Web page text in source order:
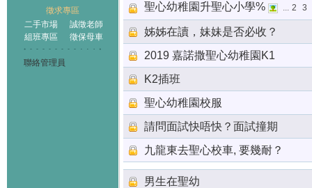
徵求專區
二手市場
誠徵老師
組班專區
徵保母車
聯絡管理員
聖心幼稚園升聖心小學%
... 2 3
姊姊在讀，妹妹是否必收？
2019 嘉諾撒聖心幼稚園K1
K2插班
聖心幼稚園校服
請問面試快唔快？面試撞期
九龍東去聖心校車, 要幾耐？
男生在聖幼